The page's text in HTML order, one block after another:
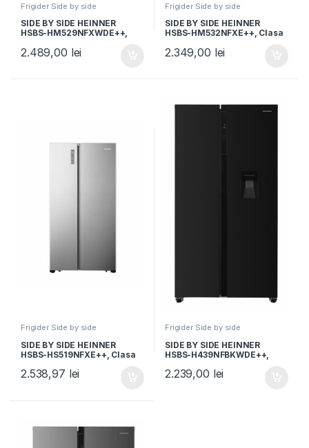
Frigider Side by side
SIDE BY SIDE HEINNER
HSBS-HM529NFXWDE++,
Compersor Dual Inverter,
Display LED cu touch,
2.489,00 lei
Frigider Side by side
SIDE BY SIDE HEINNER
HSBS-HM532NFXE++, Clasa
Display LED Touch, Alarma
usa deschisa, H 177cm,
2.349,00 lei
Frigider Side by side
SIDE BY SIDE HEINNER
HSBS-HS519NFXE++, Clasa
touch, H 178.6cm, Aspect
2.538,97 lei
Frigider Side by side
SIDE BY SIDE HEINNER
HSBS-H439NFBKWDE++,
Display, Dozator de apa,
Functie smart, H 177cm,
2.239,00 lei